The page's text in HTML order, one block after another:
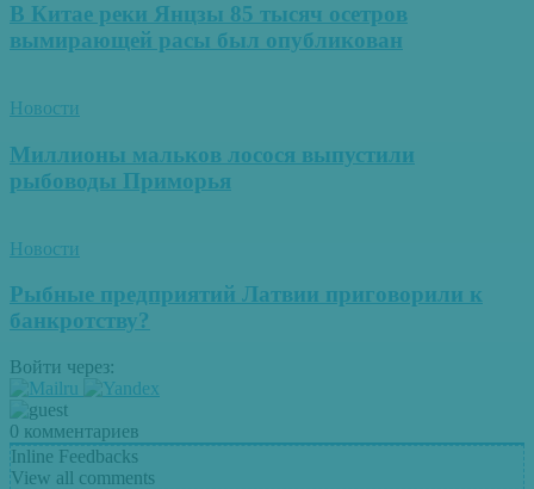
В Китае реки Янцзы 85 тысяч осетров
вымирающей расы был опубликован
Новости
Миллионы мальков лосося выпустили
рыбоводы Приморья
Новости
Рыбные предприятий Латвии приговорили к
банкротству?
Войти через:
0 комментариев
Inline Feedbacks
View all comments